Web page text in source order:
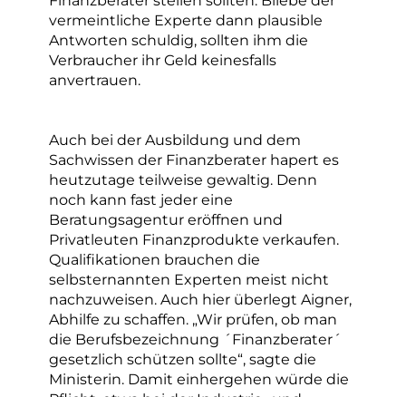
vermeintliche Experte dann plausible
Antworten schuldig, sollten ihm die
Verbraucher ihr Geld keinesfalls
anvertrauen.
Auch bei der Ausbildung und dem
Sachwissen der Finanzberater hapert es
heutzutage teilweise gewaltig. Denn
noch kann fast jeder eine
Beratungsagentur eröffnen und
Privatleuten Finanzprodukte verkaufen.
Qualifikationen brauchen die
selbsternannten Experten meist nicht
nachzuweisen. Auch hier überlegt Aigner,
Abhilfe zu schaffen. „Wir prüfen, ob man
die Berufsbezeichnung ´Finanzberater´
gesetzlich schützen sollte“, sagte die
Ministerin. Damit einhergehen würde die